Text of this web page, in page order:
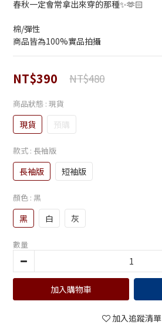
春秋一定會常拿出來穿的那種✨🫶🏻
棉/彈性
商品皆為100%實品拍攝
NT$390 NT$480
商品狀態 : 現貨
現貨 預購
款式 : 長袖版
長袖版 短袖版
顏色 : 黑
黑 白 灰
數量
加入購物車
加入追蹤清單